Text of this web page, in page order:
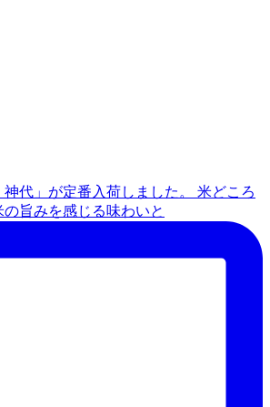
代」が定番入荷しました。 米どころ
旨みを感じる味わいと